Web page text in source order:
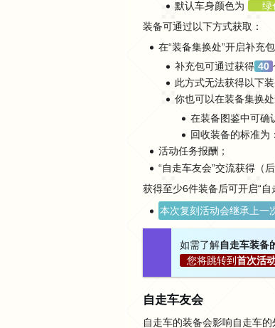
默认车身颜色为
绿
装备可通过以下方式获取：
在“装备集换处”开启补充
补充包可通过获得 40
此方式无法获得以下装
你也可以在装备集换
在装备图鉴中可确
回收装备的标准为
活动任务报酬；
“自走车友会”交流获得（后
获得至少6件装备后可开启“自
本次复刻活动会继承上一
如需了解自走车装备
您将跳转到首次活
自走车友会
自走车的装备会影响自走车